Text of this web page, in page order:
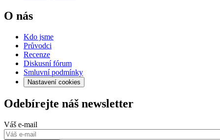
O nás
Kdo jsme
Průvodci
Recenze
Diskusní fórum
Smluvní podmínky
Nastavení cookies
Odebírejte náš newsletter
Váš e-mail